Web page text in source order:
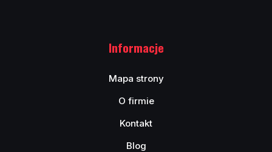
Informacje
Mapa strony
O firmie
Kontakt
Blog